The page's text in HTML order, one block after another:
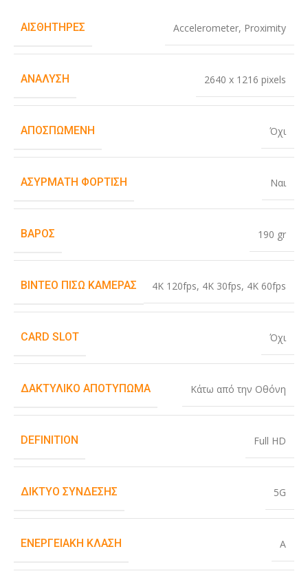
ΑΙΣΘΗΤΉΡΕΣ Accelerometer, Proximity
ΑΝΆΛΥΣΗ 2640 x 1216 pixels
ΑΠΟΣΠΏΜΕΝΗ Όχι
ΑΣΎΡΜΑΤΗ ΦΌΡΤΙΣΗ Ναι
ΒΆΡΟΣ 190 gr
ΒΊΝΤΕΟ ΠΊΣΩ ΚΆΜΕΡΑΣ 4K 120fps, 4K 30fps, 4K 60fps
CARD SLOT Όχι
ΔΑΚΤΥΛΙΚΌ ΑΠΟΤΎΠΩΜΑ Κάτω από την Οθόνη
DEFINITION Full HD
ΔΊΚΤΥΟ ΣΎΝΔΕΣΗΣ 5G
ΕΝΕΡΓΕΙΑΚΉ ΚΛΆΣΗ A